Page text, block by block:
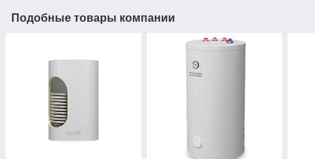
Подобные товары компании